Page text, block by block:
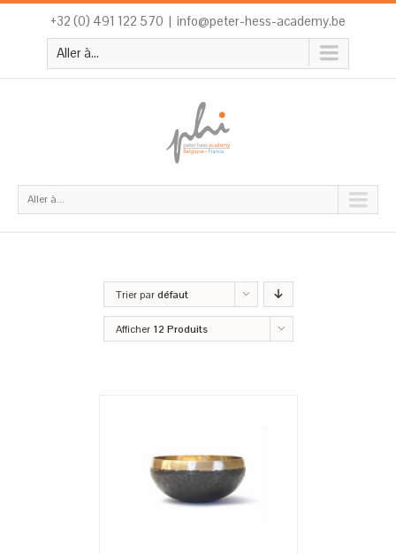
+32 (0) 491 122 570 | info@peter-hess-academy.be
Aller à...
Aller à...
Trier pardéfaut
Afficher 12 Produits